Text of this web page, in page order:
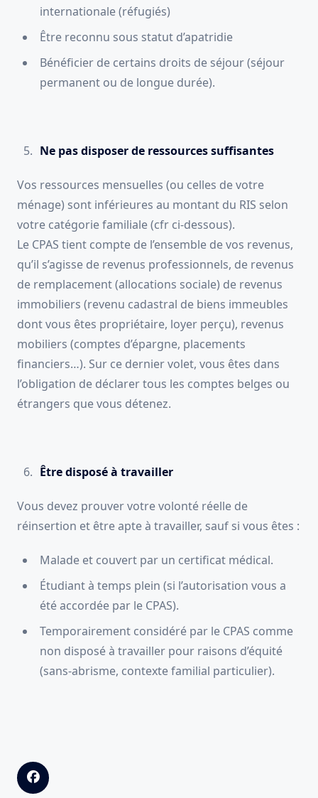
internationale (réfugiés)
Être reconnu sous statut d’apatridie
Bénéficier de certains droits de séjour (séjour
permanent ou de longue durée).
Ne pas disposer de ressources suffisantes
Vos ressources mensuelles (ou celles de votre
ménage) sont inférieures au montant du RIS selon
votre catégorie familiale (cfr ci-dessous).
Le CPAS tient compte de l’ensemble de vos revenus,
qu’il s’agisse de revenus professionnels, de revenus
de remplacement (allocations sociale) de revenus
immobiliers (revenu cadastral de biens immeubles
dont vous êtes propriétaire, loyer perçu), revenus
mobiliers (comptes d’épargne, placements
financiers…). Sur ce dernier volet, vous êtes dans
l’obligation de déclarer tous les comptes belges ou
étrangers que vous détenez.
Être disposé à travailler
Vous devez prouver votre volonté réelle de
réinsertion et être apte à travailler, sauf si vous êtes :
Malade et couvert par un certificat médical.
Étudiant à temps plein (si l’autorisation vous a
été accordée par le CPAS).
Temporairement considéré par le CPAS comme
non disposé à travailler pour raisons d’équité
(sans-abrisme, contexte familial particulier).